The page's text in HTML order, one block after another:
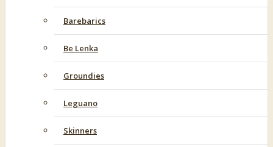
Barebarics
Be Lenka
Groundies
Leguano
Skinners